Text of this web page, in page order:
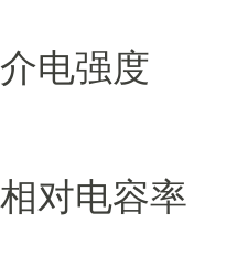
介电强度
相对电容率